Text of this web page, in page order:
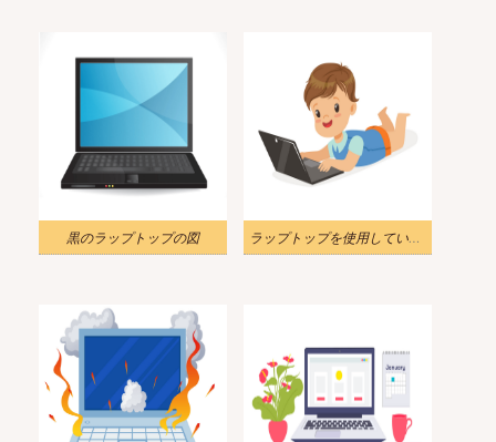
黒のラップトップの図 ラップトップを使用している小さな男の子のイラスト